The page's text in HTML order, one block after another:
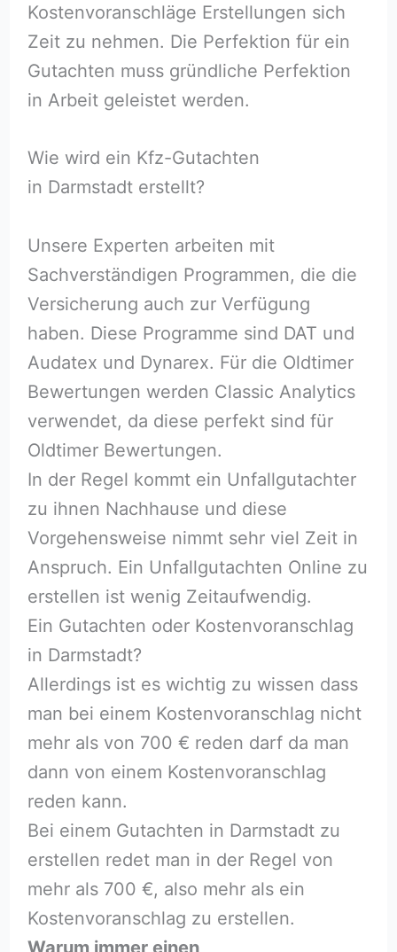
Kostenvoranschläge Erstellungen sich
Zeit zu nehmen. Die Perfektion für ein
Gutachten muss gründliche Perfektion
in Arbeit geleistet werden.
Wie wird ein Kfz-Gutachten
in Darmstadt erstellt?
Unsere Experten arbeiten mit
Sachverständigen Programmen, die die
Versicherung auch zur Verfügung
haben. Diese Programme sind DAT und
Audatex und Dynarex. Für die Oldtimer
Bewertungen werden Classic Analytics
verwendet, da diese perfekt sind für
Oldtimer Bewertungen.
In der Regel kommt ein Unfallgutachter
zu ihnen Nachhause und diese
Vorgehensweise nimmt sehr viel Zeit in
Anspruch. Ein Unfallgutachten Online zu
erstellen ist wenig Zeitaufwendig.
Ein Gutachten oder Kostenvoranschlag
in Darmstadt?
Allerdings ist es wichtig zu wissen dass
man bei einem Kostenvoranschlag nicht
mehr als von 700 € reden darf da man
dann von einem Kostenvoranschlag
reden kann.
Bei einem Gutachten in Darmstadt zu
erstellen redet man in der Regel von
mehr als 700 €, also mehr als ein
Kostenvoranschlag zu erstellen.
Warum immer einen